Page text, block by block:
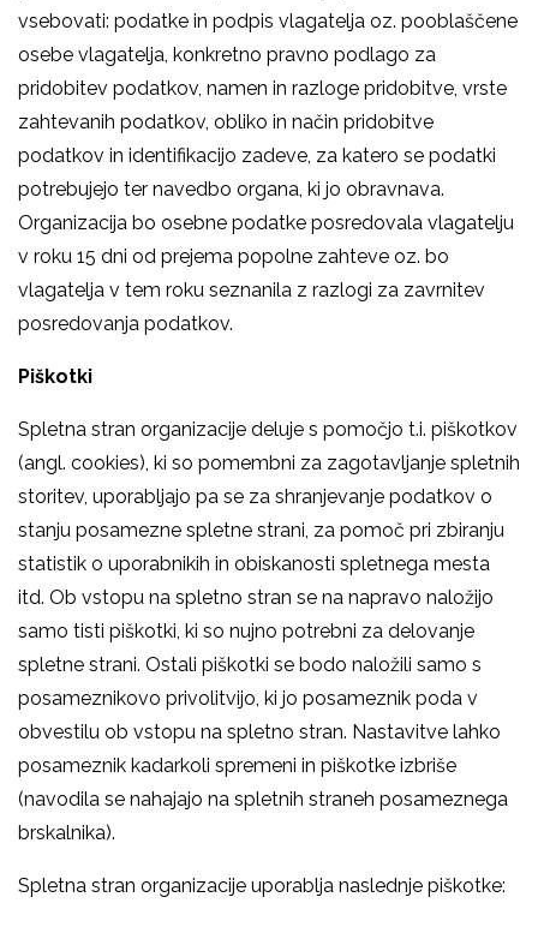
vsebovati: podatke in podpis vlagatelja oz. pooblaščene
osebe vlagatelja, konkretno pravno podlago za
pridobitev podatkov, namen in razloge pridobitve, vrste
zahtevanih podatkov, obliko in način pridobitve
podatkov in identifikacijo zadeve, za katero se podatki
potrebujejo ter navedbo organa, ki jo obravnava.
Organizacija bo osebne podatke posredovala vlagatelju
v roku 15 dni od prejema popolne zahteve oz. bo
vlagatelja v tem roku seznanila z razlogi za zavrnitev
posredovanja podatkov.
Piškotki
Spletna stran organizacije deluje s pomočjo t.i. piškotkov
(angl. cookies), ki so pomembni za zagotavljanje spletnih
storitev, uporabljajo pa se za shranjevanje podatkov o
stanju posamezne spletne strani, za pomoč pri zbiranju
statistik o uporabnikih in obiskanosti spletnega mesta
itd. Ob vstopu na spletno stran se na napravo naložijo
samo tisti piškotki, ki so nujno potrebni za delovanje
spletne strani. Ostali piškotki se bodo naložili samo s
posameznikovo privolitvijo, ki jo posameznik poda v
obvestilu ob vstopu na spletno stran. Nastavitve lahko
posameznik kadarkoli spremeni in piškotke izbriše
(navodila se nahajajo na spletnih straneh posameznega
brskalnika).
Spletna stran organizacije uporablja naslednje piškotke: